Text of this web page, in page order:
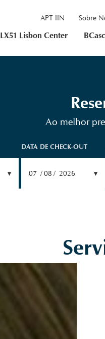
APT IIN Sobre
LX51 Lisbon Center
Ao melhor
DATA DE CHECK-OUT
07 08 2026